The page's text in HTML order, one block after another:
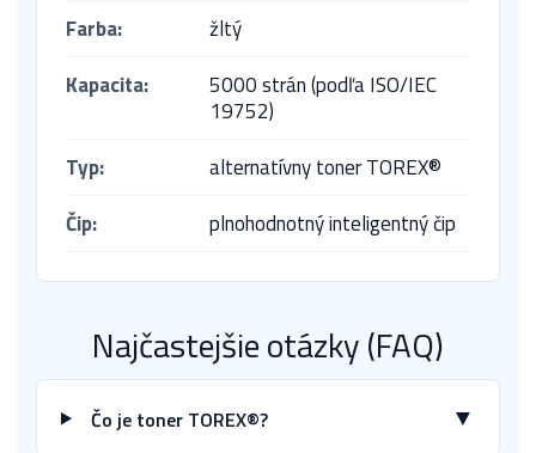
Farba:
žltý
Kapacita:
5000 strán (podľa ISO/IEC
19752)
Typ:
alternatívny toner TOREX®
Čip:
plnohodnotný inteligentný čip
Najčastejšie otázky (FAQ)
Čo je toner TOREX®? ▼